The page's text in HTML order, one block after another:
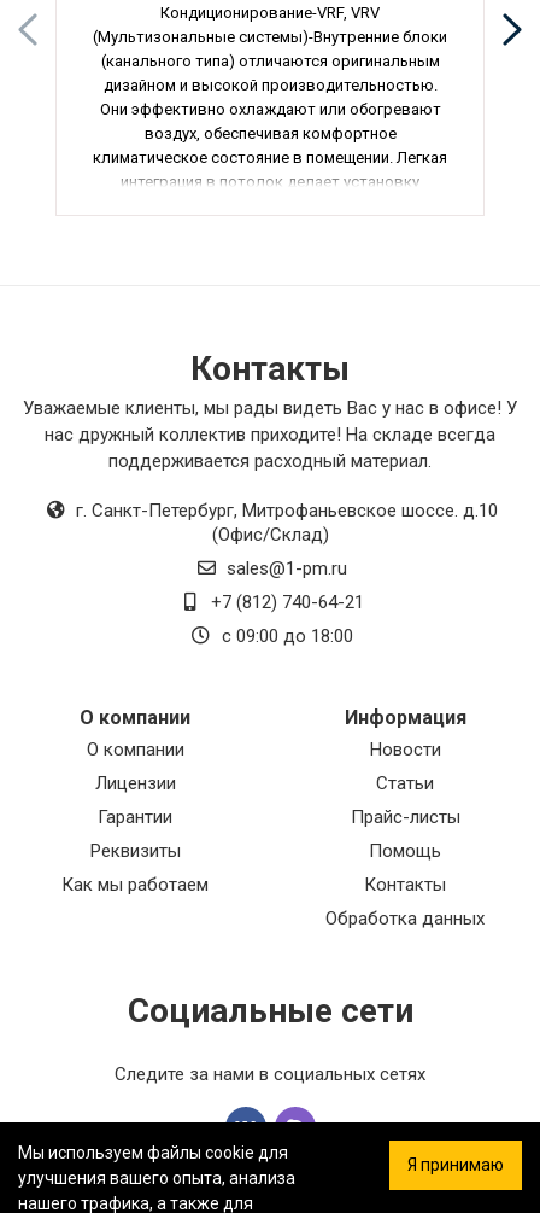
Кондиционирование-VRF, VRV
(Мультизональные системы)-Внутренние блоки
(канального типа) отличаются оригинальным
дизайном и высокой производительностью.
Они эффективно охлаждают или обогревают
воздух, обеспечивая комфортное
климатическое состояние в помещении. Легкая
интеграция в потолок делает установку
Контакты
Уважаемые клиенты, мы рады видеть Вас у нас в офисе! У
нас дружный коллектив приходите! На складе всегда
поддерживается расходный материал.
г. Санкт-Петербург, Митрофаньевское шоссе. д.10
(Офис/Склад)
sales@1-pm.ru
+7 (812) 740-64-21
с 09:00 до 18:00
О компании
О компании
Лицензии
Гарантии
Реквизиты
Как мы работаем
Информация
Новости
Статьи
Прайс-листы
Помощь
Контакты
Обработка данных
Социальные сети
Следите за нами в социальных сетях
Мы используем файлы cookie для
улучшения вашего опыта, анализа
нашего трафика, а также для
Я принимаю